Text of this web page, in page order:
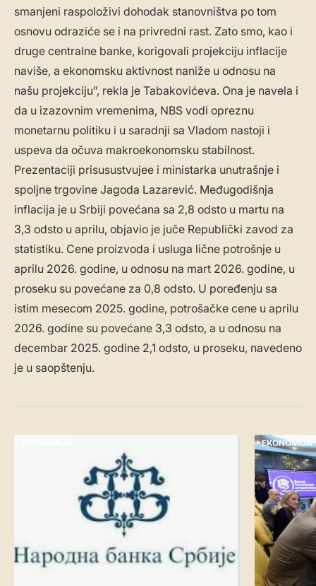
smanjeni raspoloživi dohodak stanovništva po tom
osnovu odraziće se i na privredni rast. Zato smo, kao i
druge centralne banke, korigovali projekciju inflacije
naviše, a ekonomsku aktivnost naniže u odnosu na
našu projekciju”, rekla je Tabakovićeva. Ona je navela i
da u izazovnim vremenima, NBS vodi opreznu
monetarnu politiku i u saradnji sa Vladom nastoji i
uspeva da očuva makroekonomsku stabilnost.
Prezentaciji prisusustvujee i ministarka unutrašnje i
spoljne trgovine Jagoda Lazarević. Međugodišnja
inflacija je u Srbiji povećana sa 2,8 odsto u martu na
3,3 odsto u aprilu, objavio je juče Republički zavod za
statistiku. Cene proizvoda i usluga lične potrošnje u
aprilu 2026. godine, u odnosu na mart 2026. godine, u
proseku su povećane za 0,8 odsto. U poređenju sa
istim mesecom 2025. godine, potrošačke cene u aprilu
2026. godine su povećane 3,3 odsto, a u odnosu na
decembar 2025. godine 2,1 odsto, u proseku, navedeno
je u saopštenju.
EKONOMIJA